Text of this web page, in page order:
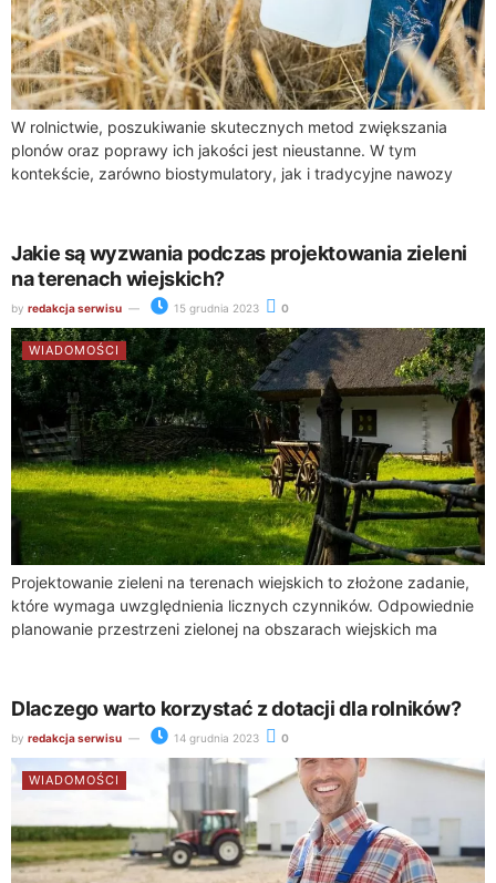
W rolnictwie, poszukiwanie skutecznych metod zwiększania
plonów oraz poprawy ich jakości jest nieustanne. W tym
kontekście, zarówno biostymulatory, jak i tradycyjne nawozy
Jakie są wyzwania podczas projektowania zieleni
na terenach wiejskich?
by redakcja serwisu 15 grudnia 2023 0
WIADOMOŚCI
Projektowanie zieleni na terenach wiejskich to złożone zadanie,
które wymaga uwzględnienia licznych czynników. Odpowiednie
planowanie przestrzeni zielonej na obszarach wiejskich ma
Dlaczego warto korzystać z dotacji dla rolników?
by redakcja serwisu 14 grudnia 2023 0
WIADOMOŚCI